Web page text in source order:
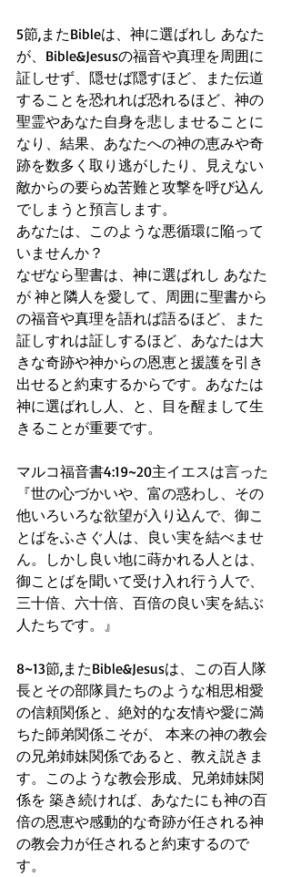
5節,またBibleは、神に選ばれし あなた
が、Bible&Jesusの福音や真理を周囲に
証しせず、隠せば隠すほど、また伝道
することを恐れれば恐れるほど、神の
聖霊やあなた自身を悲しませることに
なり、結果、あなたへの神の恵みや奇
跡を数多く取り逃がしたり、見えない
敵からの要らぬ苦難と攻撃を呼び込ん
でしまうと預言します。
あなたは、このような悪循環に陥って
いませんか？
なぜなら聖書は、神に選ばれし あなた
が 神と隣人を愛して、周囲に聖書から
の福音や真理を語れば語るほど、また
証しすれは証しするほど、あなたは大
きな奇跡や神からの恩恵と援護を引き
出せると約束するからです。あなたは
神に選ばれし人、と、目を醒まして生
きることが重要です。
マルコ福音書4:19~20主イエスは言った
『世の心づかいや、富の惑わし、その
他いろいろな欲望が入り込んで、御こ
とばをふさぐ人は、良い実を結べませ
ん。しかし良い地に蒔かれる人とは、
御ことばを聞いて受け入れ行う人で、
三十倍、六十倍、百倍の良い実を結ぶ
人たちです。』
8~13節,またBible&Jesusは、この百人隊
長とその部隊員たちのような相思相愛
の信頼関係と、絶対的な友情や愛に満
ちた師弟関係こそが、 本来の神の教会
の兄弟姉妹関係であると、教え説きま
す。このような教会形成、兄弟姉妹関
係を 築き続ければ、あなたにも神の百
倍の恩恵や感動的な奇跡が任される神
の教会力が任されると約束するので
す。